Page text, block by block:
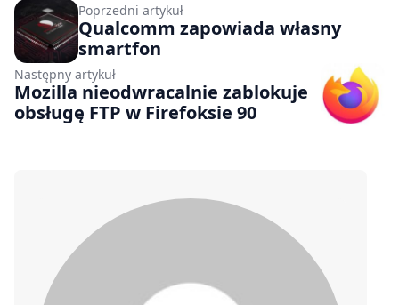
Poprzedni artykuł
Qualcomm zapowiada własny
smartfon
Następny artykuł
Mozilla nieodwracalnie zablokuje
obsługę FTP w Firefoksie 90